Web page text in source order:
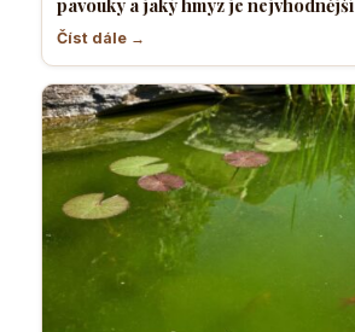
Číst dále →